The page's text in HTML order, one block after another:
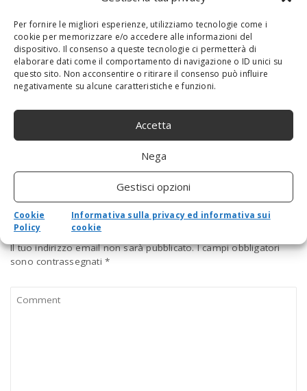
Per fornire le migliori esperienze, utilizziamo tecnologie come i
cookie per memorizzare e/o accedere alle informazioni del
dispositivo. Il consenso a queste tecnologie ci permetterà di
elaborare dati come il comportamento di navigazione o ID unici su
questo sito. Non acconsentire o ritirare il consenso può influire
negativamente su alcune caratteristiche e funzioni.
Accetta
Nega
Gestisci opzioni
Cookie
Policy
Informativa sulla privacy ed informativa sui
cookie
Come bloccare gli hacker che sfruttano il
tuo smartphone per minare Bitcoin
Leave a reply
Il tuo indirizzo email non sarà pubblicato. I campi obbligatori
sono contrassegnati *